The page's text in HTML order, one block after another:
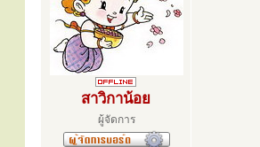
สาวิกาน้อย
ผู้จัดการ